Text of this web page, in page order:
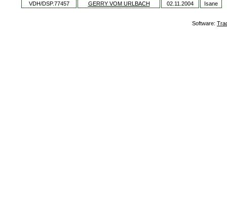
VDH/DSP.77457
GERRY VOM URLBACH 02.11.2004 Isane
Software: